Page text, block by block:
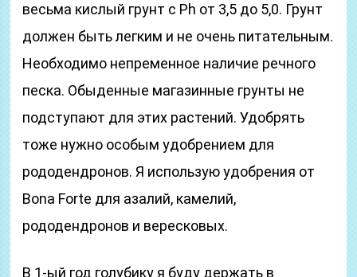
весьма кислый грунт с Ph от 3,5 до 5,0. Грунт
должен быть легким и не очень питательным.
Необходимо непременное наличие речного
песка. Обыденные магазинные грунты не
подступают для этих растений. Удобрять
тоже нужно особым удобрением для
рододендронов. Я использую удобрения от
Bona Forte для азалий, камелий,
рододендронов и вересковых.
В 1-ый год голубику я буду держать в